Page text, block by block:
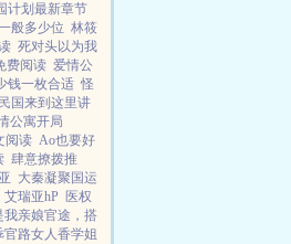
计划最新章节
般多少位 林筱
死对头以为我
费阅读 爱情公
钱一枚合适 怪
国来到这里讲
公寓开局
阅读 Ao也要好
肆意撩拨推
大秦凝聚国运
艾瑞亚hP
医权
我亲娘官途，搭
官路女人香学姐